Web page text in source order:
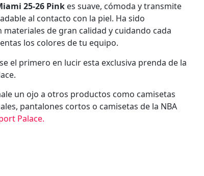
25-26 Pink es suave, cómoda y transmite
al contacto con la piel. Ha sido
materiales de gran calidad y cuidando cada
los colores de tu equipo.
el primero en lucir esta exclusiva prenda de la
un ojo a otros productos como camisetas
pantalones cortos o camisetas de la NBA
Palace.